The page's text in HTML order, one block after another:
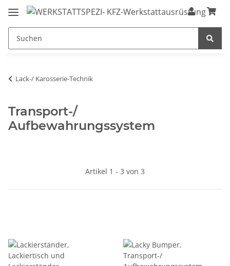
Lack-/ Karosserie-Technik
Transport-/
Aufbewahrungssystem
Artikel 1 - 3 von 3